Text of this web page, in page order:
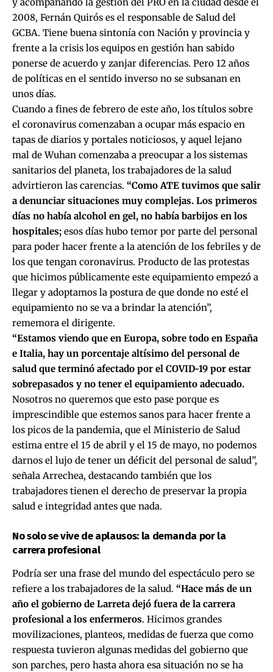
2008, Fernán Quirós es el responsable de Salud del
GCBA. Tiene buena sintonía con Nación y provincia y
frente a la crisis los equipos en gestión han sabido
ponerse de acuerdo y zanjar diferencias. Pero 12 años
de políticas en el sentido inverso no se subsanan en
unos días.
Cuando a fines de febrero de este año, los títulos sobre
el coronavirus comenzaban a ocupar más espacio en
tapas de diarios y portales noticiosos, y aquel lejano
mal de Wuhan comenzaba a preocupar a los sistemas
sanitarios del planeta, los trabajadores de la salud
advirtieron las carencias. “Como ATE tuvimos que salir
a denunciar situaciones muy complejas. Los primeros
días no había alcohol en gel, no había barbijos en los
hospitales; esos días hubo temor por parte del personal
para poder hacer frente a la atención de los febriles y de
los que tengan coronavirus. Producto de las protestas
que hicimos públicamente este equipamiento empezó a
llegar y adoptamos la postura de que donde no esté el
equipamiento no se va a brindar la atención”,
rememora el dirigente.
“Estamos viendo que en Europa, sobre todo en España
e Italia, hay un porcentaje altísimo del personal de
salud que terminó afectado por el COVID-19 por estar
sobrepasados y no tener el equipamiento adecuado.
Nosotros no queremos que esto pase porque es
imprescindible que estemos sanos para hacer frente a
los picos de la pandemia, que el Ministerio de Salud
estima entre el 15 de abril y el 15 de mayo, no podemos
darnos el lujo de tener un déficit del personal de salud”,
señala Arrechea, destacando también que los
trabajadores tienen el derecho de preservar la propia
salud e integridad antes que nada.
No solo se vive de aplausos: la demanda por la
carrera profesional
Podría ser una frase del mundo del espectáculo pero se
refiere a los trabajadores de la salud. “Hace más de un
año el gobierno de Larreta dejó fuera de la carrera
profesional a los enfermeros. Hicimos grandes
movilizaciones, planteos, medidas de fuerza que como
respuesta tuvieron algunas medidas del gobierno que
son parches, pero hasta ahora esa situación no se ha